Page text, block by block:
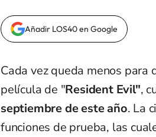
Añadir LOS40 en Google
Cada vez queda menos
película de "Resident Evil",
septiembre de este año. La
funciones de prueba, las